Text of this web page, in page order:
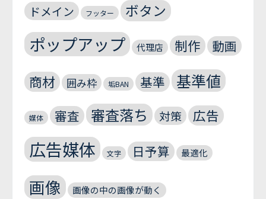
ドメイン フッター ボタン
ポップアップ 代理店 制作 動画
商材 囲み枠 垢BAN 基準 基準値
媒体 審査 審査落ち 対策 広告
広告媒体 文字 日予算 最適化
画像 画像の中の画像が動く